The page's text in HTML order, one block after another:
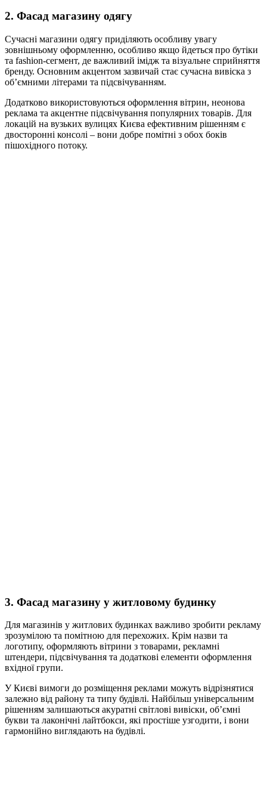
2. Фасад магазину одягу
Сучасні магазини одягу приділяють особливу увагу
зовнішньому оформленню, особливо якщо йдеться про бутіки
та fashion-сегмент, де важливий імідж та візуальне сприйняття
бренду. Основним акцентом зазвичай стає сучасна вивіска з
об’ємними літерами та підсвічуванням.
Додатково використовуються оформлення вітрин, неонова
реклама та акцентне підсвічування популярних товарів. Для
локацій на вузьких вулицях Києва ефективним рішенням є
двосторонні консолі – вони добре помітні з обох боків
пішохідного потоку.
3. Фасад магазину у житловому будинку
Для магазинів у житлових будинках важливо зробити рекламу
зрозумілою та помітною для перехожих. Крім назви та
логотипу, оформляють вітрини з товарами, рекламні
штендери, підсвічування та додаткові елементи оформлення
вхідної групи.
У Києві вимоги до розміщення реклами можуть відрізнятися
залежно від району та типу будівлі. Найбільш універсальним
рішенням залишаються акуратні світлові вивіски, об’ємні
букви та лаконічні лайтбокси, які простіше узгодити, і вони
гармонійно виглядають на будівлі.